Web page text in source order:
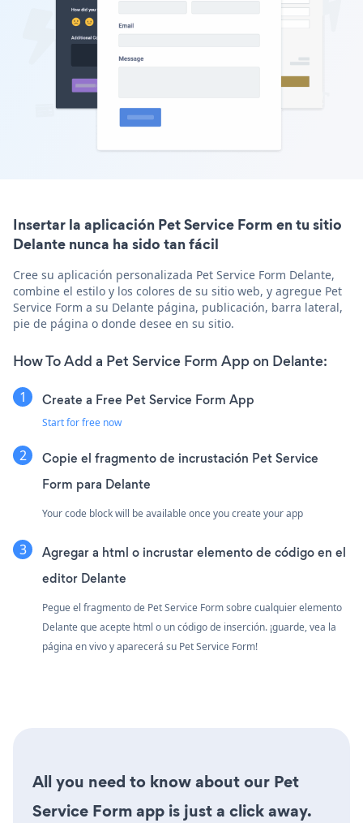
Insertar la aplicación Pet Service Form en tu sitio
Delante nunca ha sido tan fácil
Cree su aplicación personalizada Pet Service Form Delante,
combine el estilo y los colores de su sitio web, y agregue Pet
Service Form a su Delante página, publicación, barra lateral,
pie de página o donde desee en su sitio.
How To Add a Pet Service Form App on Delante:
Create a Free Pet Service Form App
Start for free now
Copie el fragmento de incrustación Pet Service
Form para Delante
Your code block will be available once you create your app
Agregar a html o incrustar elemento de código en el
editor Delante
Pegue el fragmento de Pet Service Form sobre cualquier elemento
Delante que acepte html o un código de inserción. ¡guarde, vea la
página en vivo y aparecerá su Pet Service Form!
All you need to know about our Pet
Service Form app is just a click away.